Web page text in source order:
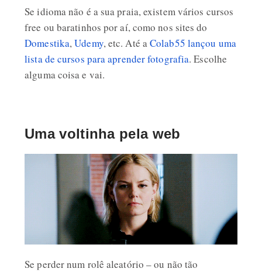
Se idioma não é a sua praia, existem vários cursos
free ou baratinhos por aí, como nos sites do
Domestika,Udemy, etc. Até aColab55 lançou uma
lista de cursos para aprender fotografia. Escolhe
alguma coisa e vai.
Uma voltinha pela web
Se perder num rolê aleatório – ou não tão